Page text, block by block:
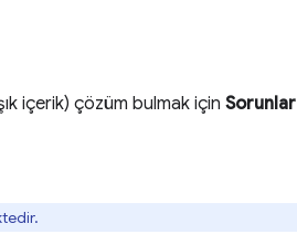
içerik) çözüm bulmak için Sorunlar